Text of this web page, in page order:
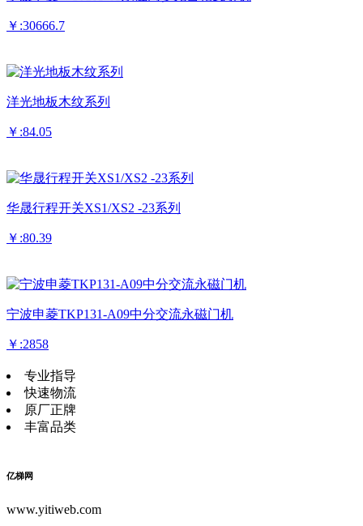
￥:30666.7
洋光地板木纹系列
￥:84.05
华晟行程开关XS1/XS2 -23系列
￥:80.39
宁波申菱TKP131-A09中分交流永磁门机
￥:2858
专业指导
快速物流
原厂正牌
丰富品类
亿梯网
www.yitiweb.com